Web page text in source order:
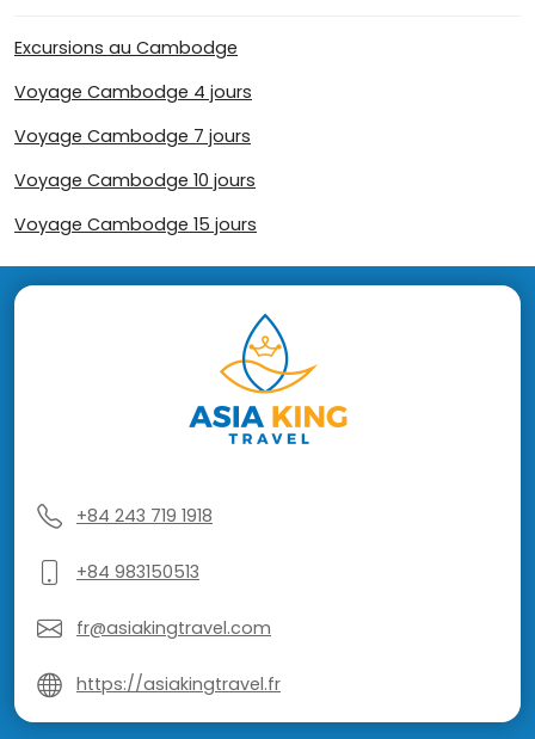
Excursions au Cambodge
Voyage Cambodge 4 jours
Voyage Cambodge 7 jours
Voyage Cambodge 10 jours
Voyage Cambodge 15 jours
+84 243 719 1918
+84 983150513
fr@asiakingtravel.com
https://asiakingtravel.fr